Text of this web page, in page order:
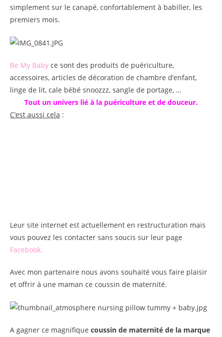
simplement sur le canapé, confortablement à babiller, les
premiers mois.
Be My Baby ce sont des produits de puériculture,
accessoires, articles de décoration de chambre d’enfant,
linge de lit, cale bébé snoozzz, sangle de portage, …
Tout un univers lié à la puériculture et de douceur.
C’est aussi cela :
Leur site internet est actuellement en restructuration mais
vous pouvez les contacter sans soucis sur leur page
Facebook.
Avec mon partenaire nous avons souhaité vous faire plaisir
et offrir à une maman ce coussin de maternité.
A gagner ce magnifique coussin de maternité de la marque